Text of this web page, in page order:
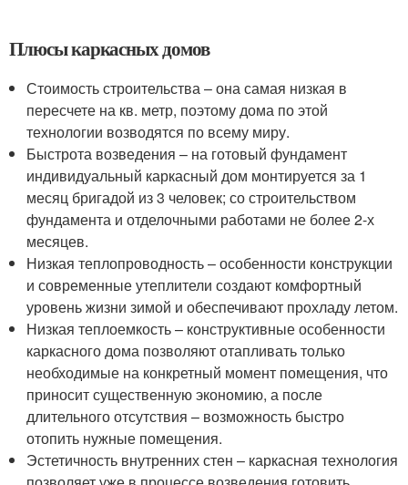
Плюсы каркасных домов
Стоимость строительства – она самая низкая в
пересчете на кв. метр, поэтому дома по этой
технологии возводятся по всему миру.
Быстрота возведения – на готовый фундамент
индивидуальный каркасный дом монтируется за 1
месяц бригадой из 3 человек; со строительством
фундамента и отделочными работами не более 2-х
месяцев.
Низкая теплопроводность – особенности конструкции
и современные утеплители создают комфортный
уровень жизни зимой и обеспечивают прохладу летом.
Низкая теплоемкость – конструктивные особенности
каркасного дома позволяют отапливать только
необходимые на конкретный момент помещения, что
приносит существенную экономию, а после
длительного отсутствия – возможность быстро
отопить нужные помещения.
Эстетичность внутренних стен – каркасная технология